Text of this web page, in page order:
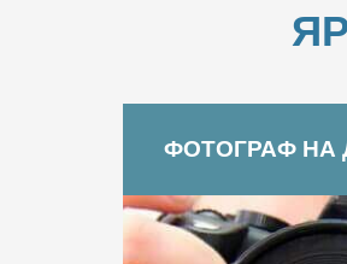
ФОТОГРАФ НА